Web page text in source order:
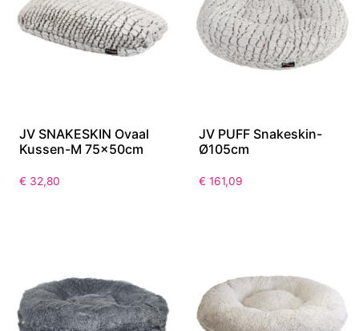
JV SNAKESKIN Ovaal
Kussen-M 75x50cm
€ 32,80
JV PUFF Snakeskin-
Ø105cm
€ 161,09